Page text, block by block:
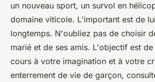
un nouveau sport, un survol en
domaine viticole. L'important est de
longtemps. N'oubliez pas de choisir
marié et de ses amis. L'objectif est
cours à votre imagination et à votre
enterrement de vie de garçon,